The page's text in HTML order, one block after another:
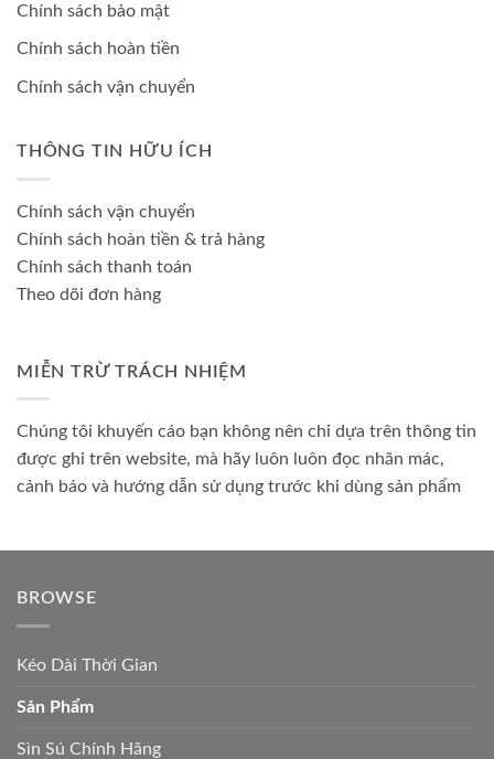
Chính sách bảo mật
Chính sách hoàn tiền
Chính sách vận chuyển
THÔNG TIN HỮU ÍCH
Chính sách vận chuyển
Chính sách hoàn tiền & trả hàng
Chính sách thanh toán
Theo dõi đơn hàng
MIỄN TRỪ TRÁCH NHIỆM
Chúng tôi khuyến cáo bạn không nên chỉ dựa trên thông tin
được ghi trên website, mà hãy luôn luôn đọc nhãn mác,
cảnh báo và hướng dẫn sử dụng trước khi dùng sản phẩm
BROWSE
Kéo Dài Thời Gian
Sản Phẩm
Sìn Sú Chính Hãng